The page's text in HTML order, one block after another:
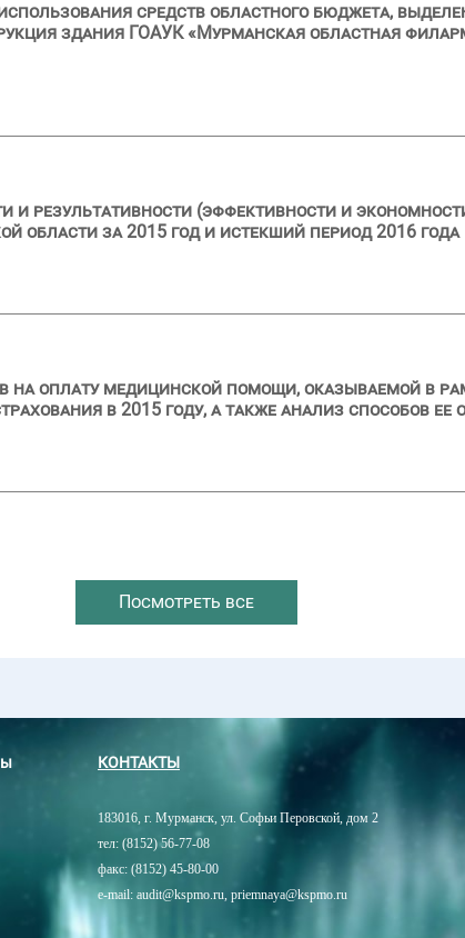
средств областного бюджета,
здания ГОАУК «Мурманская областная
и результативности (эффективности и
области за 2015 год и истекший период 2016 года
на оплату медицинской помощи, оказываемой в
в 2015 году, а также анализ способов ее
Посмотреть все
КОНТАКТЫ
183016, г. Мурманск, ул. Софьи Перовской, дом 2
тел: (8152) 56-77-08
факс: (8152) 45-80-00
e-mail: audit@kspmo.ru, priemnaya@kspmo.ru